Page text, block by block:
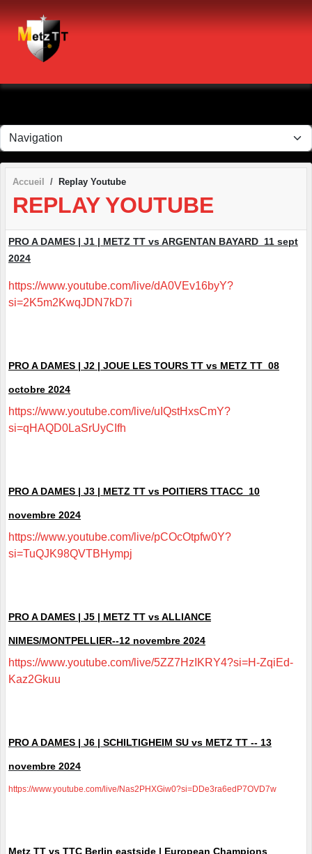
Accueil Replay Youtube
REPLAY YOUTUBE
PRO A DAMES | J1 | METZ TT vs ARGENTAN BAYARD 11 sept
2024
https://www.youtube.com/live/dA0VEv16byY?
si=2K5m2KwqJDN7kD7i
PRO A DAMES | J2 | JOUE LES TOURS TT vs METZ TT 08
octobre 2024
https://www.youtube.com/live/uIQstHxsCmY?
si=qHAQD0LaSrUyCIfh
PRO A DAMES | J3 | METZ TT vs POITIERS TTACC 10
novembre 2024
https://www.youtube.com/live/pCOcOtpfw0Y?
si=TuQJK98QVTBHympj
PRO A DAMES | J5 | METZ TT vs ALLIANCE
NIMES/MONTPELLIER--12 novembre 2024
https://www.youtube.com/live/5ZZ7HzIKRY4?si=H-ZqiEd-
Kaz2Gkuu
PRO A DAMES | J6 | SCHILTIGHEIM SU vs METZ TT -- 13
novembre 2024
https://www.youtube.com/live/Nas2PHXGiw0?si=DDe3ra6edP7OVD7w
Metz TT vs TTC Berlin eastside | European Champions